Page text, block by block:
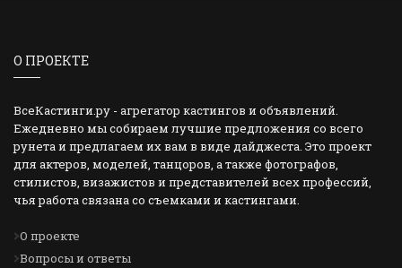
О ПРОЕКТЕ
ВсеКастинги.ру - агрегатор кастингов и объявлений.
Ежедневно мы собираем лучшие предложения со всего
рунета и предлагаем их вам в виде дайджеста. Это проект
для актеров, моделей, танцоров, а также фотографов,
стилистов, визажистов и представителей всех профессий,
чья работа связана со съемками и кастингами.
О проекте
Вопросы и ответы